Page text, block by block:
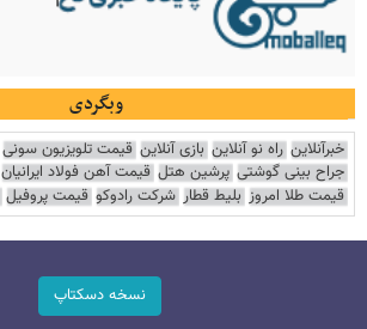
وبگردی
خبرآنلاین راه نو آنلاین بازی آنلاین قیمت تلویزیون سونی
جراح بینی گوشتی پرشین هتل قیمت آهن فولاد ایرانیان
قیمت طلا امروز بلیط قطار شرکت رادوکو قیمت پروفیل
نسخه دسکتاپ